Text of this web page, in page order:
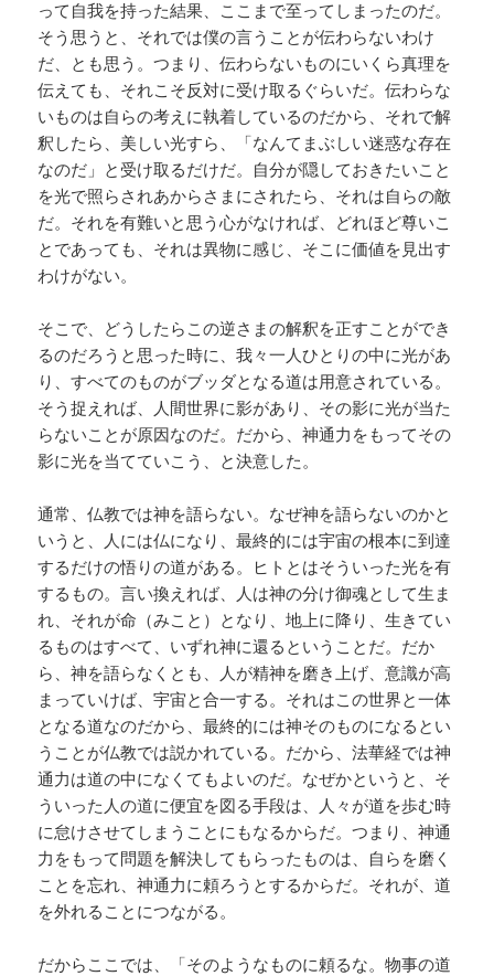
って自我を持った結果、ここまで至ってしまったのだ。
そう思うと、それでは僕の言うことが伝わらないわけ
だ、とも思う。つまり、伝わらないものにいくら真理を
伝えても、それこそ反対に受け取るぐらいだ。伝わらな
いものは自らの考えに執着しているのだから、それで解
釈したら、美しい光すら、「なんてまぶしい迷惑な存在
なのだ」と受け取るだけだ。自分が隠しておきたいこと
を光で照らされあからさまにされたら、それは自らの敵
だ。それを有難いと思う心がなければ、どれほど尊いこ
とであっても、それは異物に感じ、そこに価値を見出す
わけがない。
そこで、どうしたらこの逆さまの解釈を正すことができ
るのだろうと思った時に、我々一人ひとりの中に光があ
り、すべてのものがブッダとなる道は用意されている。
そう捉えれば、人間世界に影があり、その影に光が当た
らないことが原因なのだ。だから、神通力をもってその
影に光を当てていこう、と決意した。
通常、仏教では神を語らない。なぜ神を語らないのかと
いうと、人には仏になり、最終的には宇宙の根本に到達
するだけの悟りの道がある。ヒトとはそういった光を有
するもの。言い換えれば、人は神の分け御魂として生ま
れ、それが命（みこと）となり、地上に降り、生きてい
るものはすべて、いずれ神に還るということだ。だか
ら、神を語らなくとも、人が精神を磨き上げ、意識が高
まっていけば、宇宙と合一する。それはこの世界と一体
となる道なのだから、最終的には神そのものになるとい
うことが仏教では説かれている。だから、法華経では神
通力は道の中になくてもよいのだ。なぜかというと、そ
ういった人の道に便宜を図る手段は、人々が道を歩む時
に怠けさせてしまうことにもなるからだ。つまり、神通
力をもって問題を解決してもらったものは、自らを磨く
ことを忘れ、神通力に頼ろうとするからだ。それが、道
を外れることにつながる。
だからここでは、「そのようなものに頼るな。物事の道